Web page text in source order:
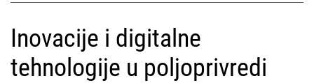
Inovacije i digitalne
tehnologije u poljoprivredi